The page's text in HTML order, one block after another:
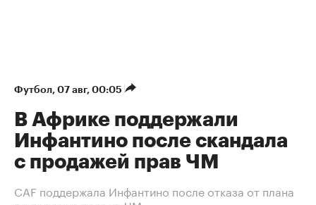
Футбол⁠, 07 авг, 00:05
В Африке поддержали
Инфантино после скандала
с продажей прав ЧМ
СAF поддержала Инфантино после отказа от плана